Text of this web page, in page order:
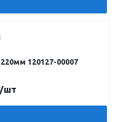
120127-00007
/шт